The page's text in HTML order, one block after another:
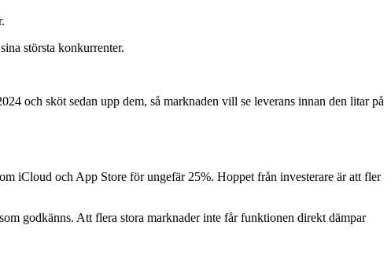
största konkurrenter.
och sköt sedan upp dem, så marknaden vill se leverans innan den litar på
iCloud och App Store för ungefär 25%. Hoppet från investerare är att fler
godkänns. Att flera stora marknader inte får funktionen direkt dämpar